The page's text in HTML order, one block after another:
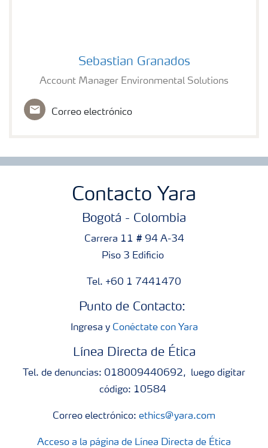
Sebastian Granados
Account Manager Environmental Solutions
Correo electrónico
Contacto Yara
Bogotá - Colombia
Carrera 11 # 94 A-34
Piso 3 Edificio
Tel. +60 1 7441470
Punto de Contacto:
Ingresa y Conéctate con Yara
Línea Directa de Ética
Tel. de denuncias: 018009440692, luego digitar
código: 10584
Correo electrónico: ethics@yara.com
Acceso a la página de Línea Directa de Ética